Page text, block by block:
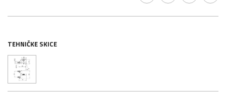
TEHNIČKE SKICE